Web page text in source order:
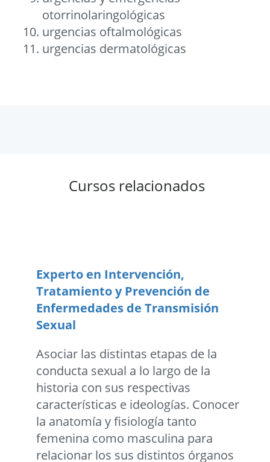
otorrinolaringológicas
urgencias oftalmológicas
urgencias dermatológicas
Cursos relacionados
Experto en Intervención,
Tratamiento y Prevención de
Enfermedades de Transmisión
Sexual
Asociar las distintas etapas de la
conducta sexual a lo largo de la
historia con sus respectivas
características e ideologías. Conocer
la anatomía y fisiología tanto
femenina como masculina para
relacionar los sus distintos órganos